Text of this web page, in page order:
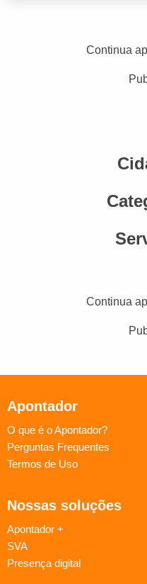
Continua
Continua
Apontador
O que é o Apontador?
Perguntas Frequentes
Termos de Uso
Nossas soluções
Apontador +
SVA
Presença digital